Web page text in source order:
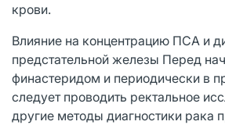
крови.
Влияние на концентрацию ПСА и
предстательной железы Перед
финастеридом и периодически в
следует проводить ректальное
другие методы диагностики рака